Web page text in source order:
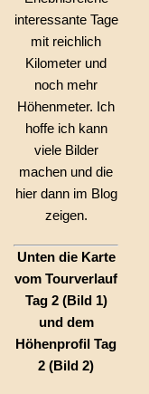
interessante Tage
mit reichlich
Kilometer und
noch mehr
Höhenmeter. Ich
hoffe ich kann
viele Bilder
machen und die
hier dann im Blog
zeigen.
Unten die Karte
vom Tourverlauf
Tag 2 (Bild 1)
und dem
Höhenprofil Tag
2 (Bild 2)